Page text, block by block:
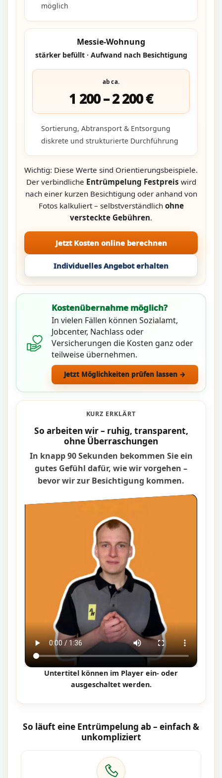
möglich
Messie-Wohnung
stärker befüllt · Aufwand nach Besichtigung
ab ca.
1 200 – 2 200 €
Sortierung, Abtransport & Entsorgung
diskrete und strukturierte Durchführung
Wichtig: Diese Werte sind Orientierungsbeispiele.
Der verbindliche Entrümpelung Festpreis wird
nach einer kurzen Besichtigung oder anhand von
Fotos kalkuliert – selbstverständlich ohne
versteckte Gebühren.
Jetzt Kosten online berechnen
Individuelles Angebot erhalten
Kostenübernahme möglich?
In vielen Fällen können Sozialamt,
Jobcenter, Nachlass oder
Versicherungen die Kosten ganz oder
teilweise übernehmen.
Jetzt Möglichkeiten prüfen lassen →
KURZ ERKLÄRT
So arbeiten wir – ruhig, transparent,
ohne Überraschungen
In knapp 90 Sekunden bekommen Sie ein
gutes Gefühl dafür, wie wir vorgehen –
bevor wir zur Besichtigung kommen.
Untertitel können im Player ein- oder
ausgeschaltet werden.
So läuft eine Entrümpelung ab – einfach &
unkompliziert